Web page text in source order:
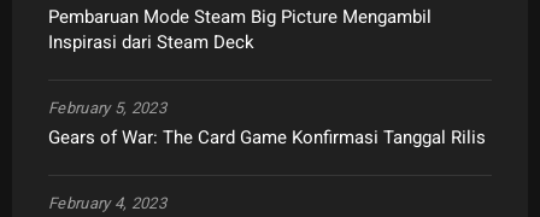
Pembaruan Mode Steam Big Picture Mengambil
Inspirasi dari Steam Deck
Gears of War: The Card Game Konfirmasi Tanggal Rilis
February 5, 2023
February 4, 2023